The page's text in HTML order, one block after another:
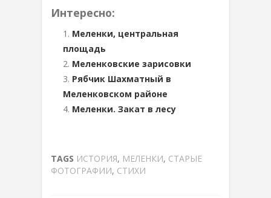
Интересно:
Меленки, центральная
площадь
Меленковские зарисовки
Рябчик Шахматный в
Меленковском районе
Меленки. Закат в лесу
TAGS ИСТОРИЯ, МЕЛЕНКИ, СТАРЫЕ
ФОТОГРАФИИ, СТИХИ